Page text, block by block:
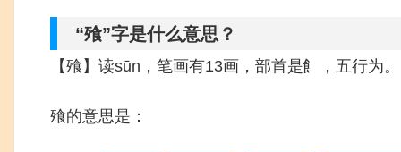
“飱”字是什么意思？
【飱】读sūn，笔画有13画，部首是飠，五行为。
飱的意思是：